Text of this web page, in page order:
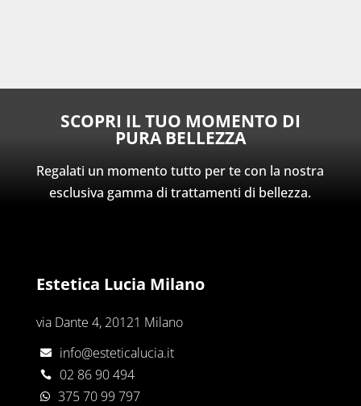
SCOPRI IL TUO MOMENTO DI
PURA BELLEZZA
Regalati un momento tutto per te con la nostra
esclusiva gamma di trattamenti di bellezza.
Estetica Lucia Milano
via Dante 4, 20121 Milano
 info@esteticalucia.it
 02 86 90 494
 375 70 99 797